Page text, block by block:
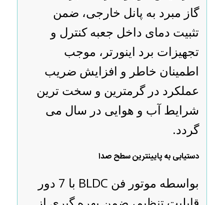
گاز مبرد به پانل خارجی، ضمن
تثبیت دمای داخل جعبه کنترل و
تجهیزات برد اینورتر، موجب
اطمینان خاطر و افزایش ضریب
عملکرد در گرمترین و سخت ترین
شرایط آب و هوایی در سال می
گردد.
دستیابی به پایینترین سطح صدا
بواسطه موتور فن BLDC با 7 دور